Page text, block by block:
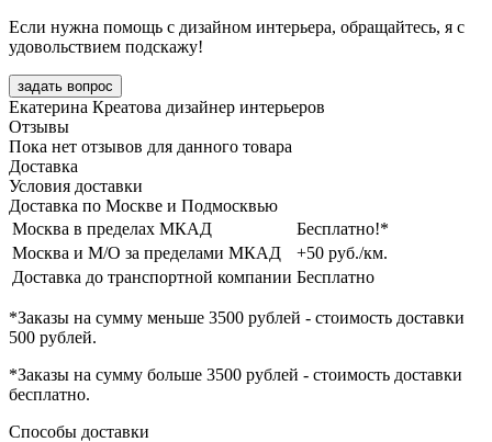
Если нужна помощь с дизайном интерьера, обращайтесь, я с
удовольствием подскажу!
задать вопрос
Екатерина Креатова дизайнер интерьеров
Отзывы
Пока нет отзывов для данного товара
Доставка
Условия доставки
Доставка по Москве и Подмосквью
Москва в пределах МКАД
Бесплатно!*
Москва и М/О за пределами МКАД
+50 руб./км.
Доставка до транспортной компании Бесплатно
*Заказы на сумму меньше 3500 рублей - стоимость доставки
500 рублей.
*Заказы на сумму больше 3500 рублей - стоимость доставки
бесплатно.
Способы доставки